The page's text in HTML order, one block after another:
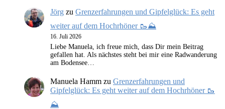
Jörg zu Grenzerfahrungen und Gipfelglück: Es geht
weiter auf dem Hochrhöner 🥾⛰️
16. Juli 2026
Liebe Manuela, ich freue mich, dass Dir mein Beitrag
gefallen hat. Als nächstes steht bei mir eine Radwanderung
am Bodensee…
Manuela Hamm zu Grenzerfahrungen und
Gipfelglück: Es geht weiter auf dem Hochrhöner 🥾
⛰️